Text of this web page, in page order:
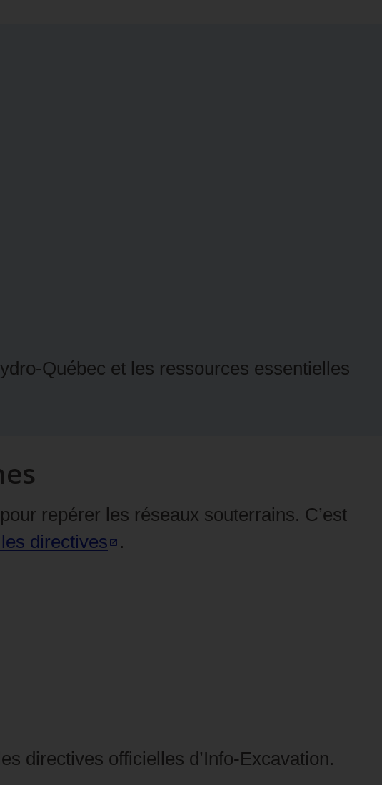
et les ressources essentielles
repérer les réseaux souterrains. C’est
directives
.
directives officielles d’Info‑Excavation.